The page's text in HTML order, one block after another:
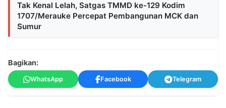
Tak Kenal Lelah, Satgas TMMD ke-129 Kodim
1707/Merauke Percepat Pembangunan MCK dan
Sumur
Bagikan:
WhatsApp Facebook Telegram